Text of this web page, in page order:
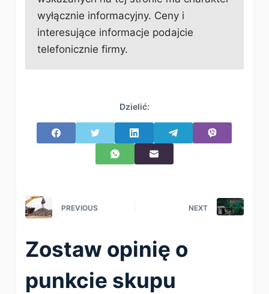
wyłącznie informacyjny. Ceny i
interesujące informacje podajcie
telefonicznie firmy.
Dzielić:
PREVIOUS NEXT
Zostaw opinię o
punkcie skupu